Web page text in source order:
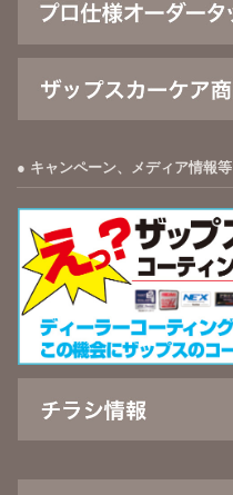
キャンペーン、メディア情報等